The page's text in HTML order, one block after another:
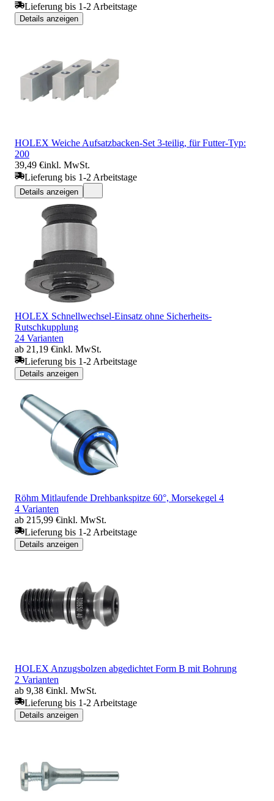
Lieferung bis 1-2 Arbeitstage
Details anzeigen
HOLEX Weiche Aufsatzbacken-Set 3-teilig, für Futter-Typ:
200
39,49 €inkl. MwSt.
Lieferung bis 1-2 Arbeitstage
Details anzeigen
HOLEX Schnellwechsel-Einsatz ohne Sicherheits-
Rutschkupplung
24 Varianten
ab 21,19 €inkl. MwSt.
Lieferung bis 1-2 Arbeitstage
Details anzeigen
Röhm Mitlaufende Drehbankspitze 60°, Morsekegel 4
4 Varianten
ab 215,99 €inkl. MwSt.
Lieferung bis 1-2 Arbeitstage
Details anzeigen
HOLEX Anzugsbolzen abgedichtet Form B mit Bohrung
2 Varianten
ab 9,38 €inkl. MwSt.
Lieferung bis 1-2 Arbeitstage
Details anzeigen